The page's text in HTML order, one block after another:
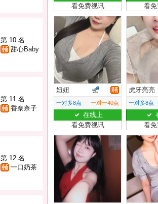
第 10 名
甜心Baby
第 11 名
香奈奈子
第 12 名
一口奶茶
看免费视讯
看
妞妞
一对多8点 一对一40点
在线上
看免费视讯
虎牙亮亮
一对多8点
看